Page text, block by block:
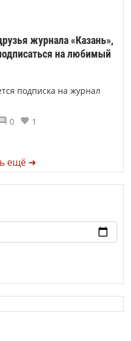
журнала «Казань»,
на любимый
подписка на журнал
0 1
ещё ➜